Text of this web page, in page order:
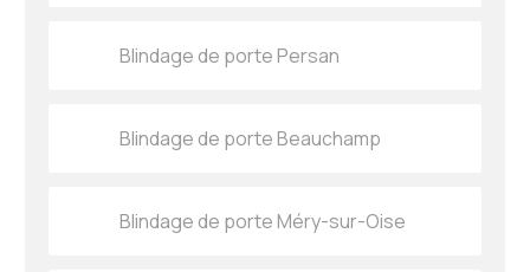
Blindage de porte Persan
Blindage de porte Beauchamp
Blindage de porte Méry-sur-Oise